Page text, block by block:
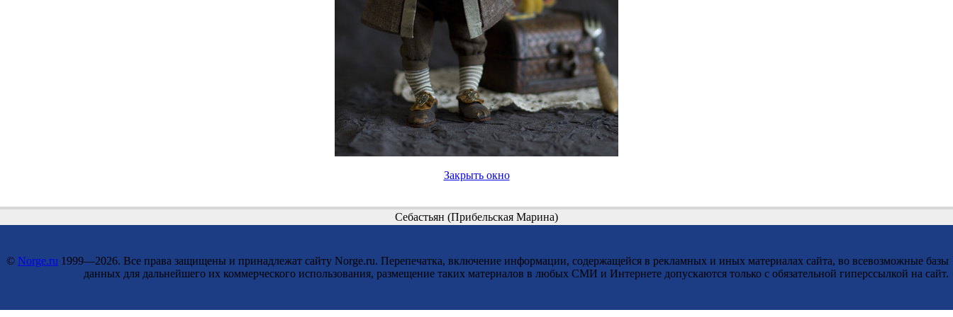
Закрыть окно
Себастьян (Прибельская Марина)
© Norge.ru 1999—2026. Все права защищены и принадлежат сайту Norge.ru. Перепечатка, включение информации, содержащейся в рекламных и иных материалах сайта, во всевозможные базы
данных для дальнейшего их коммерческого использования, размещение таких материалов в любых СМИ и Интернете допускаются только с обязательной гиперссылкой на сайт.